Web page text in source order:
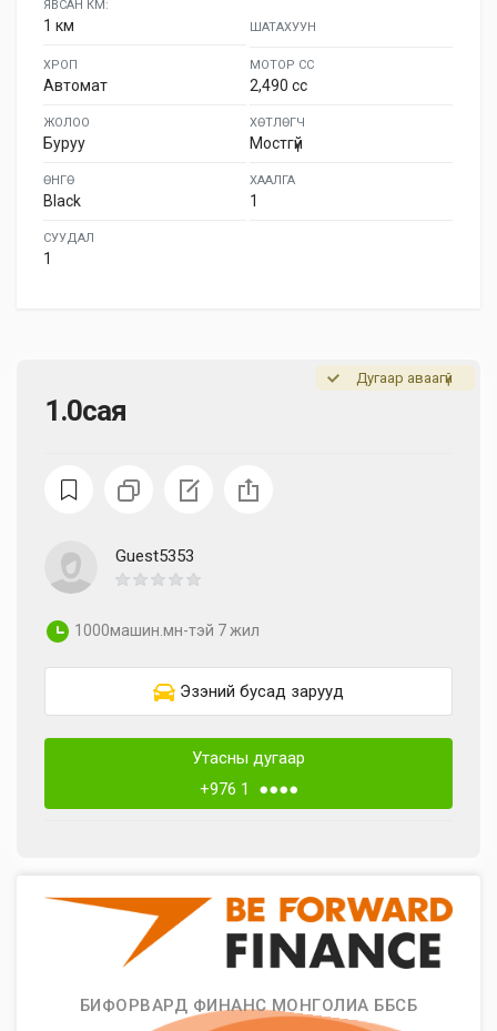
1.0сая
Дугаар аваагүй
Guest5353
1000машин.мн-тэй 7 жил
Эзэний бусад зарууд
Утасны дугаар
+976 1 ●●●●
ЯВСАН КМ:
1 км ШАТАХУУН
ХРОП
Автомат
МОТОР СС
2,490 cc
ЖОЛОО
Буруу
ХӨТЛӨГЧ
Мостгүй
ӨНГӨ
Black
ХААЛГА
1
СУУДАЛ
1
БИФОРВАРД ФИНАНС МОНГОЛИА ББСБ